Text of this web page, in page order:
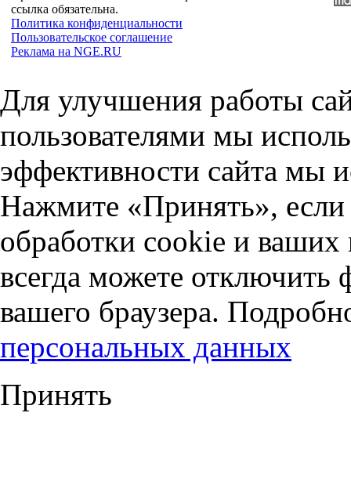
ссылка обязательна.
Политика конфиденциальности
Пользовательское соглашение
Реклама на NGE.RU
Для улучшения работы
пользователями мы
эффективности сайта мы
Нажмите «Принять», если
обработки cookie и
всегда можете отключить
вашего браузера.
персональных данных
Принять